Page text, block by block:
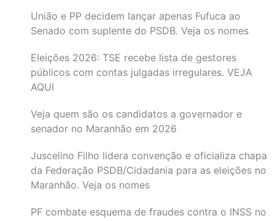
União e PP decidem lançar apenas Fufuca ao
Senado com suplente do PSDB. Veja os nomes
Eleições 2026: TSE recebe lista de gestores
públicos com contas julgadas irregulares. VEJA
AQUI
Veja quem são os candidatos a governador e
senador no Maranhão em 2026
Juscelino Filho lidera convenção e oficializa chapa
da Federação PSDB/Cidadania para as eleições no
Maranhão. Veja os nomes
PF combate esquema de fraudes contra o INSS no